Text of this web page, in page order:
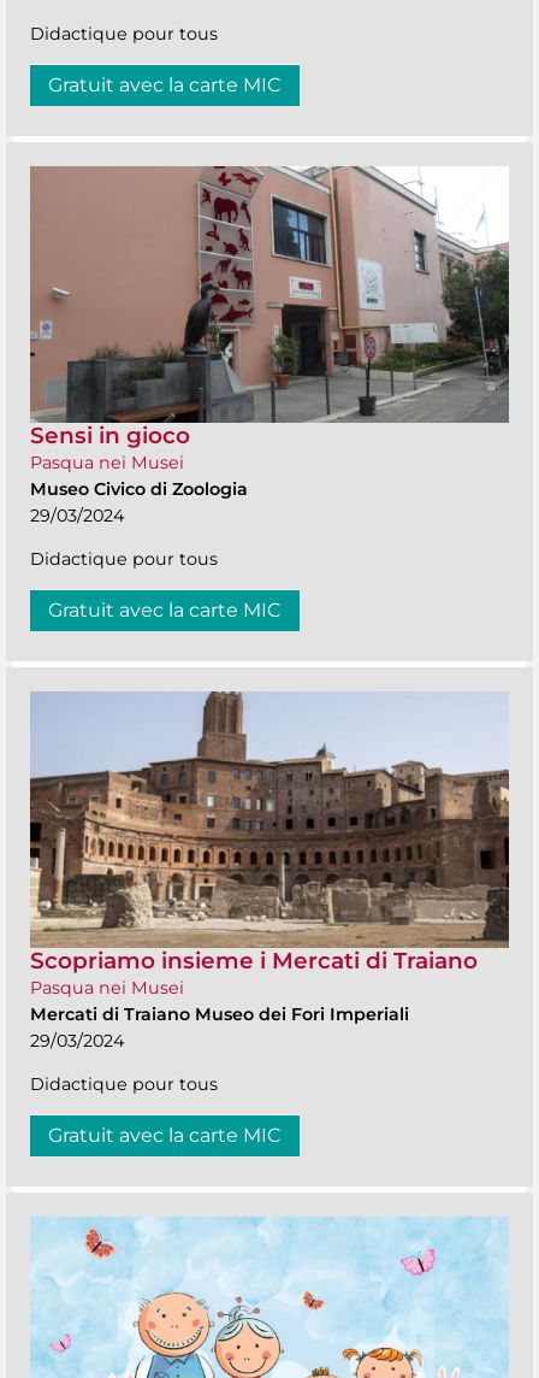
Didactique pour tous
Gratuit avec la carte MIC
Sensi in gioco
Pasqua nei Musei
Museo Civico di Zoologia
29/03/2024
Didactique pour tous
Gratuit avec la carte MIC
Scopriamo insieme i Mercati di Traiano
Pasqua nei Musei
Mercati di Traiano Museo dei Fori Imperiali
29/03/2024
Didactique pour tous
Gratuit avec la carte MIC